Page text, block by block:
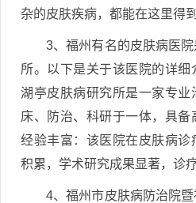
杂的皮肤疾病，都能在这里得
3、福州有名的皮肤病医
所。以下是关于该医院的详细
湖亭皮肤病研究所是一家专
床、防治、科研于一体，具备
经验丰富：该医院在皮肤病
积累，学术研究成果显著，诊
4、福州市皮肤病防治院